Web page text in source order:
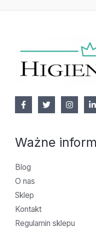
Ważne
Blog
O nas
Sklep
Kontakt
Regulamin sklepu